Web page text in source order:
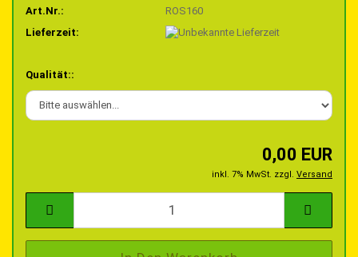
Art.Nr.:
ROS160
Lieferzeit:
Qualität::
0,00 EUR
inkl. 7% MwSt. zzgl. Versand